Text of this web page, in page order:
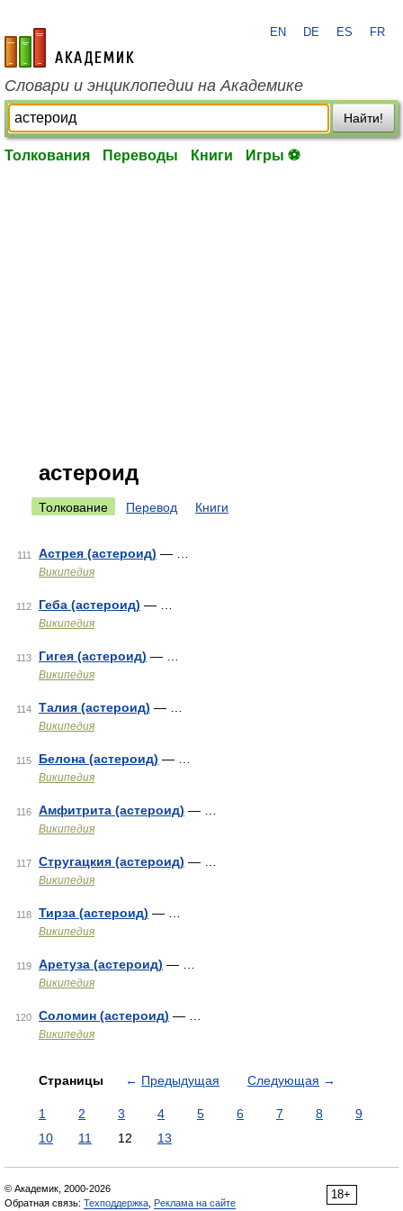
academic.ru
EN DE ES FR
Словари и энциклопедии на Академике
Найти!
Толкования Переводы Книги Игры ⚽
астероид
Толкование Перевод Книги
111 Астрея (астероид) — …
Википедия
112 Геба (астероид) — …
Википедия
113 Гигея (астероид) — …
Википедия
114 Талия (астероид) — …
Википедия
115 Белона (астероид) — …
Википедия
116 Амфитрита (астероид) — …
Википедия
117 Стругацкия (астероид) — …
Википедия
118 Тирза (астероид) — …
Википедия
119 Аретуза (астероид) — …
Википедия
120 Соломин (астероид) — …
Википедия
Страницы ← Предыдущая Следующая →
1 2 3 4 5 6 7 8
9
10
11 12 13
18+
© Академик, 2000-2026
Обратная связь: Техподдержка Реклама на сайте